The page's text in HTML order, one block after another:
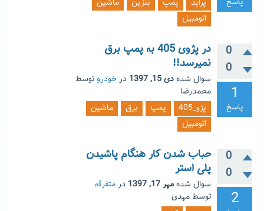
پراید
پمپ بنزین
ماشین
اتومبیل
0
0
1
پاسخ
در پژوی 405 به پمپ برق
نمیرسد!!
سوال شدهدی 15, 1397 درخودروتوسط
محمدرضا
پژو_405
پمپ برق
ماشین
اتومبیل
0
0
2
حباب شدن کار هنگام پاشیدن
پلی استر
سوال شدهمهر 17, 1397 درمتفرقه
توسط مهدی